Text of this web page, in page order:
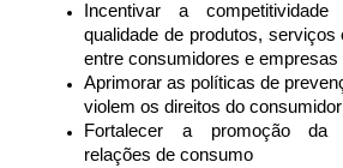
Incentivar a
qualidade de produtos, serviços
entre consumidores e empresas
Aprimorar as políticas de
violem os direitos do consumidor
Fortalecer a promoção da
relações de consumo